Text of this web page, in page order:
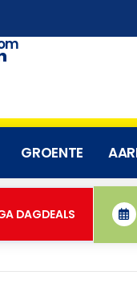
GROENTE
DAGDEALS